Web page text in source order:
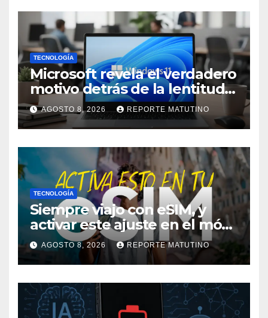
TECNOLOGÍA
Microsoft revela el verdadero
motivo detrás de la lentitud
de Windows 11
AGOSTO 8, 2026 REPORTE MATUTINO
TECNOLOGÍA
Siempre viajo con eSIM, y
activar este ajuste en el móvil
me ha salvado de pagar
mucho más en alguna
ocasión
AGOSTO 8, 2026 REPORTE MATUTINO